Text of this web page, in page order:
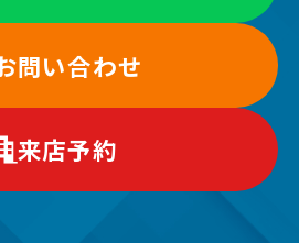
問い合わせ
来店予約